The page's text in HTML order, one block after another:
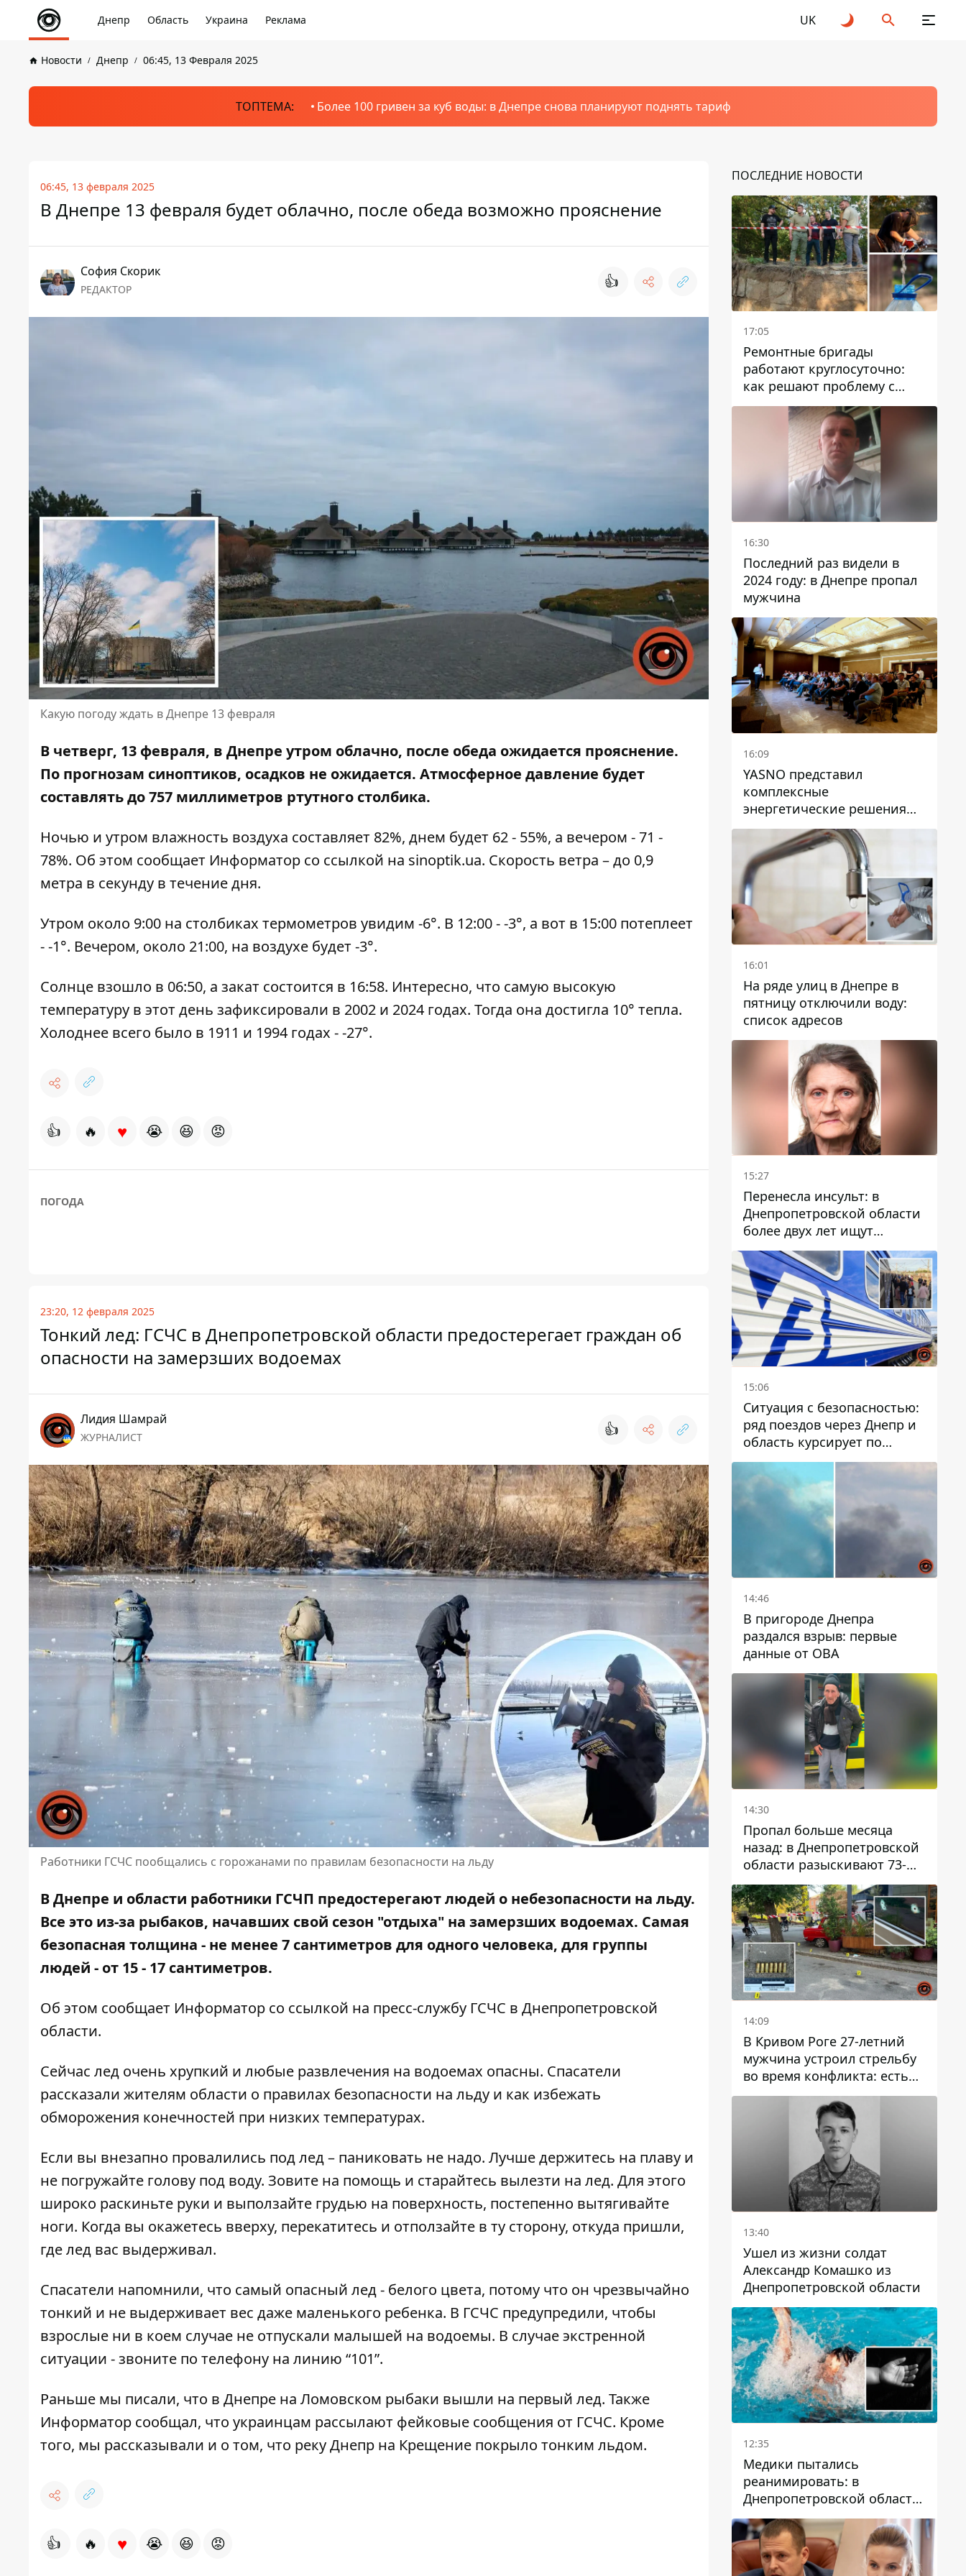
Днепр Область Украина Реклама UK
Новости Днепр 06:45, 13 Февраля 2025
ТОПТЕМА: Более 100 гривен за куб воды: в Днепре снова планируют поднять тариф
06:45, 13 февраля 2025
В Днепре 13 февраля будет облачно, после обеда возможно прояснение
София Скорик
РЕДАКТОР 👍
Какую погоду ждать в Днепре 13 февраля
В четверг, 13 февраля, в Днепре утром облачно, после обеда ожидается прояснение.
По прогнозам синоптиков, осадков не ожидается. Атмосферное давление будет
составлять до 757 миллиметров ртутного столбика.
Ночью и утром влажность воздуха составляет 82%, днем ​​будет 62 - 55%, а вечером - 71 -
78%. Об этом сообщает Информатор со ссылкой на sinoptik.ua. Скорость ветра – до 0,9
метра в секунду в течение дня.
Утром около 9:00 на столбиках термометров увидим -6°. В 12:00 - -3°, а вот в 15:00 потеплеет
- -1°. Вечером, около 21:00, на воздухе будет -3°.
Солнце взошло в 06:50, а закат состоится в 16:58. Интересно, что самую высокую
температуру в этот день зафиксировали в 2002 и 2024 годах. Тогда она достигла 10° тепла.
Холоднее всего было в 1911 и 1994 годах - -27°.
👍 🔥 ♥ 😭 😆 😡
ПОГОДА
23:20, 12 февраля 2025
Тонкий лед: ГСЧС в Днепропетровской области предостерегает граждан об
опасности на замерзших водоемах
Лидия Шамрай
ЖУРНАЛИСТ 👍
Работники ГСЧС пообщались с горожанами по правилам безопасности на льду
В Днепре и области работники ГСЧП предостерегают людей о небезопасности на льду.
Все это из-за рыбаков, начавших свой сезон "отдыха" на замерзших водоемах. Самая
безопасная толщина - не менее 7 сантиметров для одного человека, для группы
людей - от 15 - 17 сантиметров.
Об этом сообщает Информатор со ссылкой на пресс-службу ГСЧС в Днепропетровской
области.
Сейчас лед очень хрупкий и любые развлечения на водоемах опасны. Спасатели
рассказали жителям области о правилах безопасности на льду и как избежать
обморожения конечностей при низких температурах.
Если вы внезапно провалились под лед – паниковать не надо. Лучше держитесь на плаву и
не погружайте голову под воду. Зовите на помощь и старайтесь вылезти на лед. Для этого
широко раскиньте руки и выползайте грудью на поверхность, постепенно вытягивайте
ноги. Когда вы окажетесь вверху, перекатитесь и отползайте в ту сторону, откуда пришли,
где лед вас выдерживал.
Спасатели напомнили, что самый опасный лед - белого цвета, потому что он чрезвычайно
тонкий и не выдерживает вес даже маленького ребенка. В ГСЧС предупредили, чтобы
взрослые ни в коем случае не отпускали малышей на водоемы. В случае экстренной
ситуации - звоните по телефону на линию “101”.
Раньше мы писали, что в Днепре на Ломовском рыбаки вышли на первый лед. Также
Информатор сообщал, что украинцам рассылают фейковые сообщения от ГСЧС. Кроме
того, мы рассказывали и о том, что реку Днепр на Крещение покрыло тонким льдом.
👍 🔥 ♥ 😭 😆 😡
ПОСЛЕДНИЕ НОВОСТИ
17:05
Ремонтные бригады
работают круглосуточно:
как решают проблему с
водой в Марганецкой
громаде
16:30
Последний раз видели в
2024 году: в Днепре пропал
мужчина
16:09
YASNO представил
комплексные
энергетические решения
для бизнеса в Днепре
16:01
На ряде улиц в Днепре в
пятницу отключили воду:
список адресов
15:27
Перенесла инсульт: в
Днепропетровской области
более двух лет ищут
пропавшую женщину
15:06
Ситуация с безопасностью:
ряд поездов через Днепр и
область курсирует по
измененному маршруту, а
часть пути заменили
автобусами и электричками
14:46
В пригороде Днепра
раздался взрыв: первые
данные от ОВА
14:30
Пропал больше месяца
назад: в Днепропетровской
области разыскивают 73-
летнего мужчину
14:09
В Кривом Роге 27-летний
мужчина устроил стрельбу
во время конфликта: есть
раненый
13:40
Ушел из жизни солдат
Александр Комашко из
Днепропетровской области
12:35
Медики пытались
реанимировать: в
Днепропетровской области
двухлетний мальчик утонул
в бассейне